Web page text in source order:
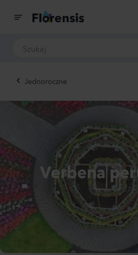
Jednoroczne
Verbena